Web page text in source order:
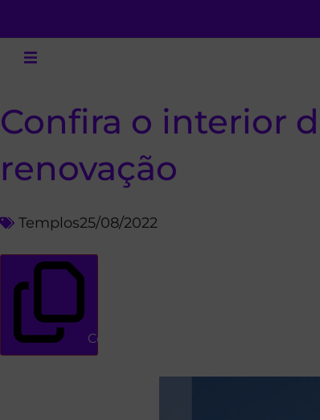
Confira o interior
renovação
Templos25/08/2022
Copiar link